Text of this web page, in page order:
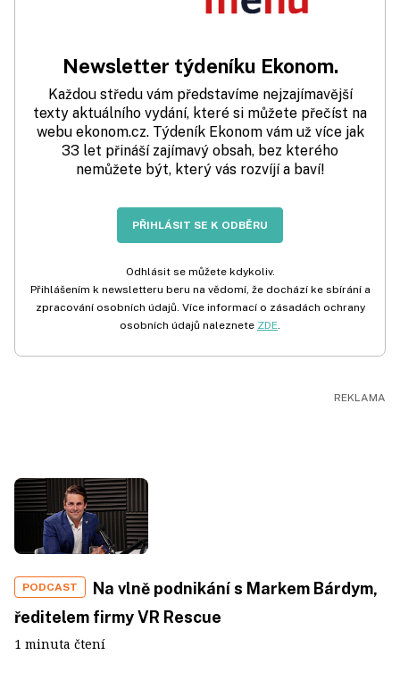
Newsletter týdeníku Ekonom.
Každou středu vám představíme nejzajímavější
texty aktuálního vydání, které si můžete přečíst na
webu ekonom.cz. Týdeník Ekonom vám už více jak
33 let přináší zajímavý obsah, bez kterého
nemůžete být, který vás rozvíjí a baví!
PŘIHLÁSIT SE K ODBĚRU
Odhlásit se můžete kdykoliv.
Přihlášením k newsletteru beru na vědomí, že dochází ke sbírání a
zpracování osobních údajů. Více informací o zásadách ochrany
osobních údajů naleznete ZDE.
PODCAST
Na vlně podnikání s Markem Bárdym,
ředitelem firmy VR Rescue
1 minuta čtení